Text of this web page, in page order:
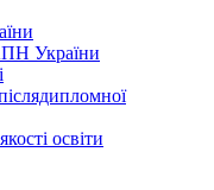
України
освіти